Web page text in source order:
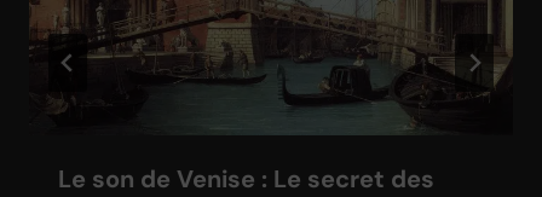
Le son de Venise : Le secret des